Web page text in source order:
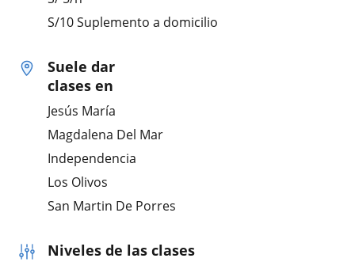
S/10 Suplemento a domicilio
Suele dar
clases en
Jesús María
Magdalena Del Mar
Independencia
Los Olivos
San Martin De Porres
Niveles de las clases